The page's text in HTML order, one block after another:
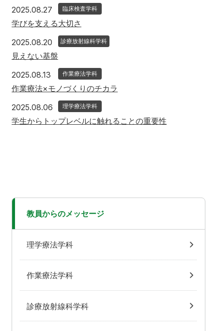
2025.08.27 2025年8月27日
臨床検査学科
学びを支える大切さ
2025.08.20 2025年8月20日
診療放射線科学科
見えない基盤
2025.08.13 2025年8月13日
作業療法学科
作業療法×モノづくりのチカラ
2025.08.06 2025年8月6日
理学療法学科
学生からトップレベルに触れることの重要性
教員からのメッセージ
理学療法学科
作業療法学科
診療放射線科学科